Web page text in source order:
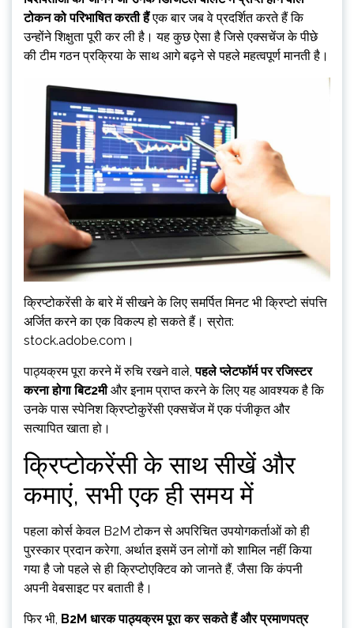
टोकन को परिभाषित करती हैंएक बार जब वे प्रदर्शित करते हैं कि
उन्होंने शिक्षुता पूरी कर ली है। यह कुछ ऐसा है जिसे एक्सचेंज के पीछे
की टीम गठन प्रक्रिया के साथ आगे बढ़ने से पहले महत्वपूर्ण मानती है।
क्रिप्टोकरेंसी के बारे में सीखने के लिए समर्पित मिनट भी क्रिप्टो संपत्ति
अर्जित करने का एक विकल्प हो सकते हैं। स्रोत:
stock.adobe.com।
पाठ्यक्रम पूरा करने में रुचि रखने वाले,पहले प्लेटफॉर्म पर रजिस्टर
करना होगाबिट2मीऔर इनाम प्राप्त करने के लिए यह आवश्यक है कि
उनके पास स्पेनिश क्रिप्टोकुरेंसी एक्सचेंज में एक पंजीकृत और
सत्यापित खाता हो।
क्रिप्टोकरेंसी के साथ सीखें और
कमाएं, सभी एक ही समय में
पहला कोर्स केवल B2M टोकन से अपरिचित उपयोगकर्ताओं को ही
पुरस्कार प्रदान करेगा, अर्थात इसमें उन लोगों को शामिल नहीं किया
गया है जो पहले से ही क्रिप्टोएक्टिव को जानते हैं, जैसा कि कंपनी
अपनी वेबसाइट पर बताती है।
फिर भी, B2M धारक पाठ्यक्रम पूरा कर सकते हैं और प्रमाणपत्र